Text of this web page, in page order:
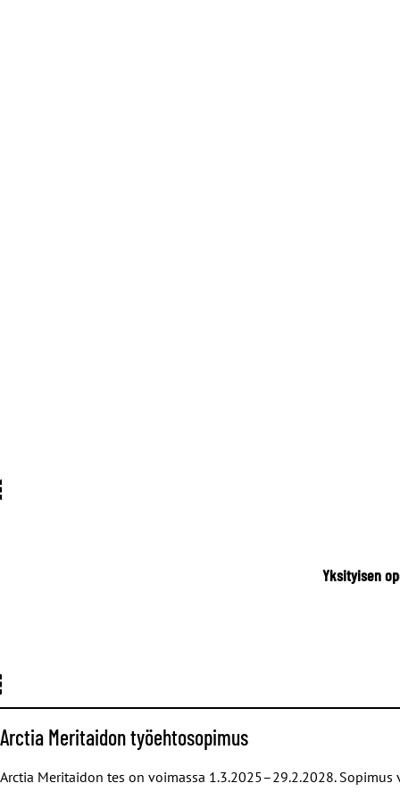
Yksityisen
Arctia Meritaidon työehtosopimus
Arctia Meritaidon tes on voimassa 1.3.2025–29.2.2028.